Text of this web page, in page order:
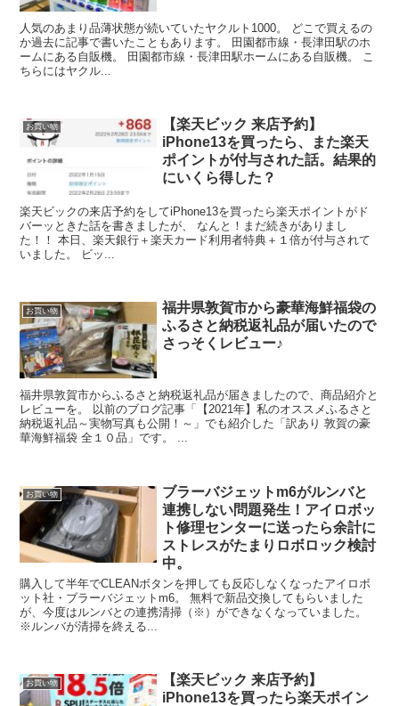
人気のあまり品薄状態が続いていたヤクルト1000。 どこで買えるの
か過去に記事で書いたこともあります。 田園都市線・長津田駅のホ
ームにある自販機。 田園都市線・長津田駅ホームにある自販機。 こ
ちらにはヤクル...
お買い物
【楽天ビック 来店予約】
iPhone13を買ったら、また楽天
ポイントが付与された話。結果的
にいくら得した？
楽天ビックの来店予約をしてiPhone13を買ったら楽天ポイントがド
バーッときた話を書きましたが、 なんと！まだ続きがありまし
た！！ 本日、楽天銀行＋楽天カード利用者特典＋１倍が付与されて
いました。 ビッ...
お買い物
福井県敦賀市から豪華海鮮福袋の
ふるさと納税返礼品が届いたので
さっそくレビュー♪
福井県敦賀市からふるさと納税返礼品が届きましたので、商品紹介と
レビューを。 以前のブログ記事「【2021年】私のオススメふるさと
納税返礼品～実物写真も公開！～」でも紹介した「訳あり 敦賀の豪
華海鮮福袋 全１０品」です。 ...
お買い物
ブラーバジェットm6がルンバと
連携しない問題発生！アイロボッ
ト修理センターに送ったら余計に
ストレスがたまりロボロック検討
中。
購入して半年でCLEANボタンを押しても反応しなくなったアイロボ
ット社・ブラーバジェットm6。 無料で新品交換してもらいました
が、今度はルンバとの連携清掃（※）ができなくなっていました。
※ルンバが清掃を終える...
お買い物
【楽天ビック 来店予約】
iPhone13を買ったら楽天ポイン